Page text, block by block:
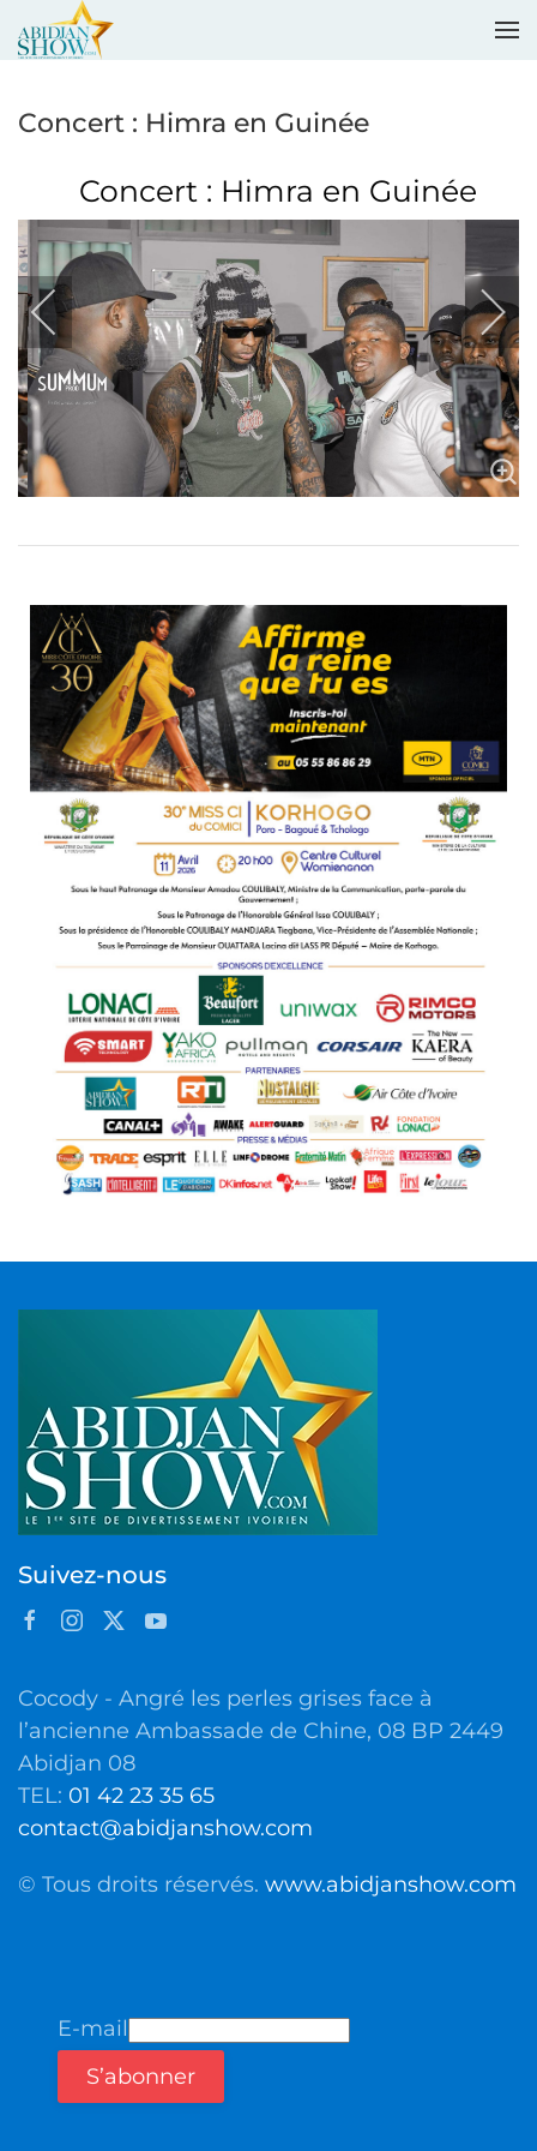
Concert : Himra en Guinée
Concert : Himra en Guinée
Suivez-nous
Cocody - Angré les perles grises face à
l’ancienne Ambassade de Chine, 08 BP 2449
Abidjan 08
TEL: 01 42 23 35 65
contact@abidjanshow.com
© Tous droits réservés. www.abidjanshow.com
E-mail
S’abonner